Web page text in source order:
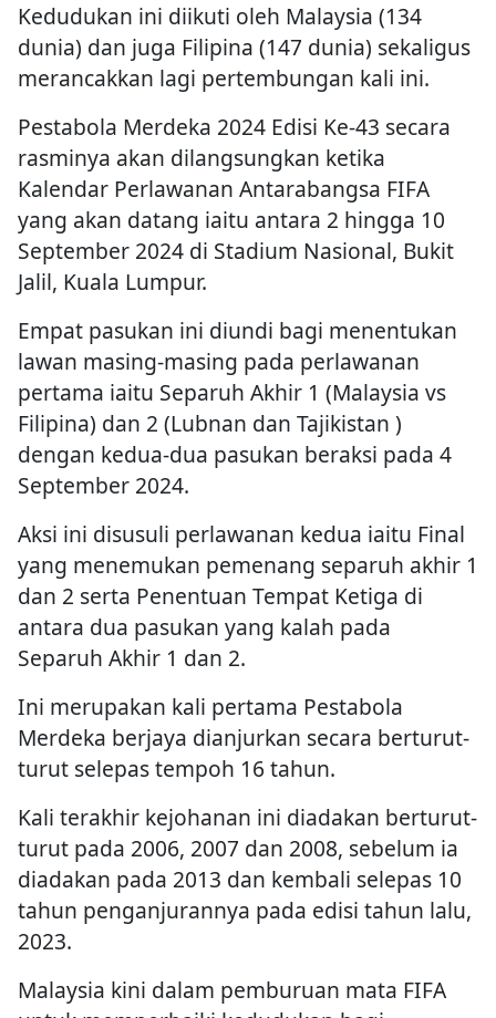
Kedudukan ini diikuti oleh Malaysia (134
dunia) dan juga Filipina (147 dunia) sekaligus
merancakkan lagi pertembungan kali ini.
Pestabola Merdeka 2024 Edisi Ke-43 secara
rasminya akan dilangsungkan ketika
Kalendar Perlawanan Antarabangsa FIFA
yang akan datang iaitu antara 2 hingga 10
September 2024 di Stadium Nasional, Bukit
Jalil, Kuala Lumpur.
Empat pasukan ini diundi bagi menentukan
lawan masing-masing pada perlawanan
pertama iaitu Separuh Akhir 1 (Malaysia vs
Filipina) dan 2 (Lubnan dan Tajikistan )
dengan kedua-dua pasukan beraksi pada 4
September 2024.
Aksi ini disusuli perlawanan kedua iaitu Final
yang menemukan pemenang separuh akhir 1
dan 2 serta Penentuan Tempat Ketiga di
antara dua pasukan yang kalah pada
Separuh Akhir 1 dan 2.
Ini merupakan kali pertama Pestabola
Merdeka berjaya dianjurkan secara berturut-
turut selepas tempoh 16 tahun.
Kali terakhir kejohanan ini diadakan berturut-
turut pada 2006, 2007 dan 2008, sebelum ia
diadakan pada 2013 dan kembali selepas 10
tahun penganjurannya pada edisi tahun lalu,
2023.
Malaysia kini dalam pemburuan mata FIFA